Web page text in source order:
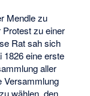
Mendle zu
zu einer
Rat sah sich
1826 eine erste
aller
Versammlung
zu wählen, den